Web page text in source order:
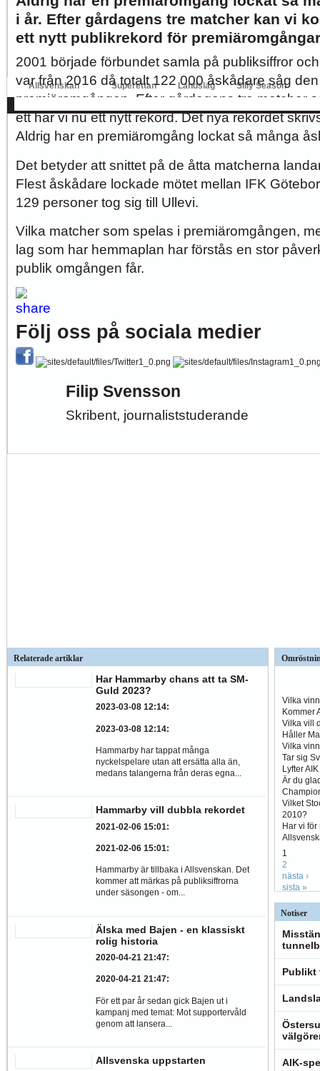
Hur länge orkar Swärdh? Under en längre tid har kritiken mot Kalmar FFs...
Image:
Bäst i stan efter sex...Inte för att det kanske har så stor betydelse i...
Allsvenskan
Superettan Landslag Silly Season
i år. Efter gårdagens tre matcher kan vi
ett nytt publikrekord för
2001 började förbundet samla på publiksiffror
var från 2016 då totalt 122 000 åskådare såg
premiäromgången. Efter gårdagens tre matcher
ett har vi nu ett nytt rekord. Det nya rekordet
Aldrig har en premiäromgång lockat så många
Det betyder att snittet på de åtta matcherna
Flest åskådare lockade mötet mellan IFK
129 personer tog sig till Ullevi.
Vilka matcher som spelas i premiäromgången,
lag som har hemmaplan har förstås en stor
publik omgången får.
Följ oss på sociala medier
Filip Svensson
Skribent, journaliststuderande
Relaterade artiklar
Har Hammarby chans att ta SM-
Guld 2023?
2023-03-08 12:14:
2023-03-08 12:14:
Hammarby har tappat många
nyckelspelare utan att ersätta alla än,
medans talangerna från deras egna...
Hammarby vill dubbla rekordet
2021-02-06 15:01:
2021-02-06 15:01:
Hammarby är tillbaka i Allsvenskan. Det
kommer att märkas på publiksiffrorna
under säsongen - om...
Älska med Bajen - en klassiskt
rolig historia
2020-04-21 21:47:
2020-04-21 21:47:
För ett par år sedan gick Bajen ut i
kampanj med temat: Mot supportervåld
genom att lansera...
Allsvenska uppstarten
Vilka
Kommer
Vilka vill
Håller
Vilka
Tar sig
Lyfter
Är du
Vilket
2010?
Har vi
1
2
nästa ›
sista »
Notiser
Publikt
AIK-